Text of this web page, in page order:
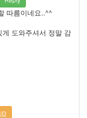
따름이네요..^^
도와주셔서 정말 감
D